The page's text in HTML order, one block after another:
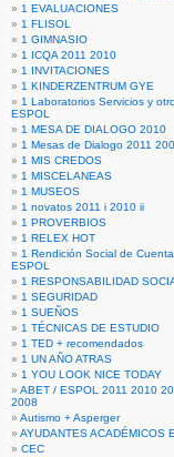
1 EVALUACIONES
1 FLISOL
1 GIMNASIO
1 ICQA 2011 2010
1 INVITACIONES
1 KINDERZENTRUM GYE
1 Laboratorios Servicios y
ESPOL
1 MESA DE DIALOGO 2010
1 Mesas de Dialogo 2011
1 MIS CREDOS
1 MISCELANEAS
1 MUSEOS
1 novatos 2011 i 2010 ii
1 PROVERBIOS
1 RELEX HOT
1 Rendición Social de
ESPOL
1 RESPONSABILIDAD
1 SEGURIDAD
1 SUEÑOS
1 TÉCNICAS DE ESTUDIO
1 TED + recomendados
1 UN AÑO ATRAS
1 YOU LOOK NICE TODAY
ABET / ESPOL 2011 2010
2008
Autismo + Asperger
AYUDANTES ACADÉMICOS
CEC